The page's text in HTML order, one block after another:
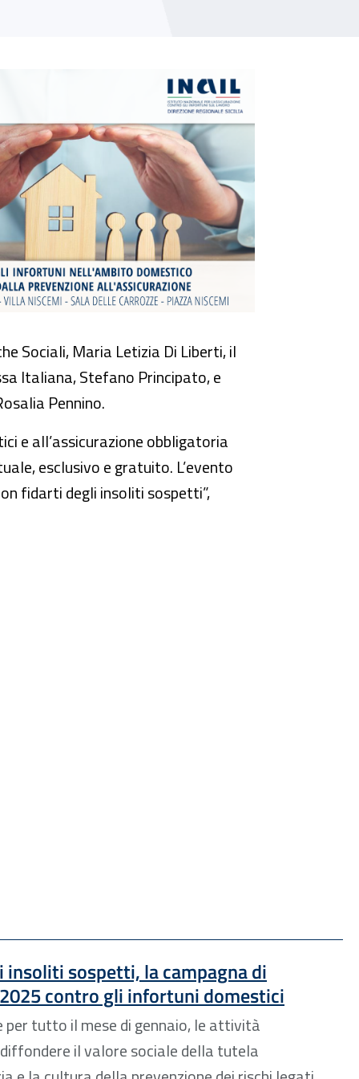
Sociali, Maria Letizia Di Liberti, il
Italiana, Stefano Principato, e
Pennino.
e all’assicurazione obbligatoria
esclusivo e gratuito. L’evento
fidarti degli insoliti sospetti”,
sospetti, la campagna di
contro gli infortuni domestici
per tutto il mese di gennaio, le attività
il valore sociale della tutela